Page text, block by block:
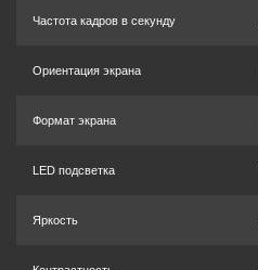
Частота кадров в секунду
Ориентация экрана
Формат экрана
LED подсветка
Яркость